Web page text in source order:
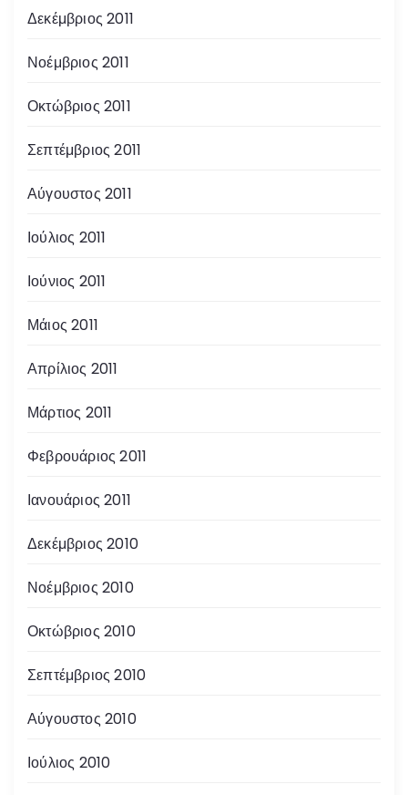
Δεκέμβριος 2011
Νοέμβριος 2011
Οκτώβριος 2011
Σεπτέμβριος 2011
Αύγουστος 2011
Ιούλιος 2011
Ιούνιος 2011
Μάιος 2011
Απρίλιος 2011
Μάρτιος 2011
Φεβρουάριος 2011
Ιανουάριος 2011
Δεκέμβριος 2010
Νοέμβριος 2010
Οκτώβριος 2010
Σεπτέμβριος 2010
Αύγουστος 2010
Ιούλιος 2010